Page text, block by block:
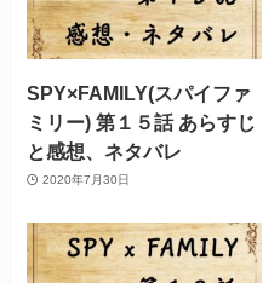
SPY×FAMILY(スパイファ
ミリー) 第１５話 あらすじ
と感想、ネタバレ
2020年7月30日